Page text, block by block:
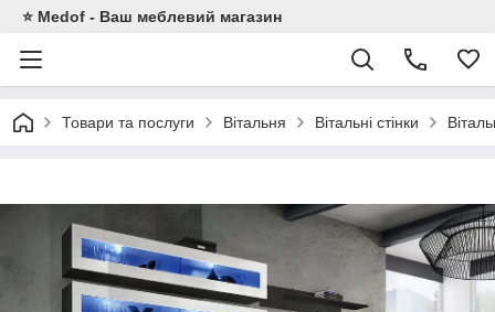
⭐ Medof - Ваш меблевий магазин
Товари та послуги Вітальня Вітальні стінки